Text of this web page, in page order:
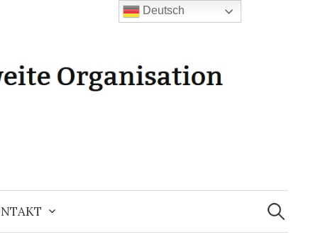
Suchen
nach:
Deutsch